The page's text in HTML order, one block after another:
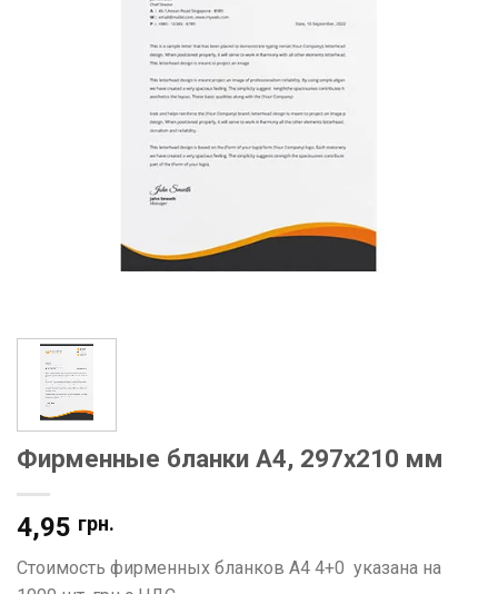
Фирменные бланки А4, 297х210 мм
4,95 грн.
Стоимость фирменных бланков А4 4+0 указана на